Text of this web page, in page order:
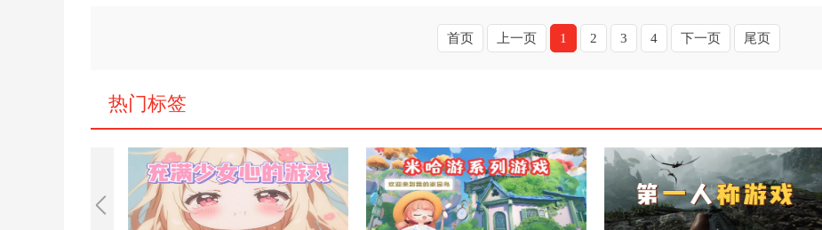
动系统，随着剧情不断推进，还能触发各种温馨、感动或意想不
到的事件，体验属于自己的恋爱冒险。还融入了大量动态表现与
首页 上一页 1 2 3 4 下一页 尾页
热门标签